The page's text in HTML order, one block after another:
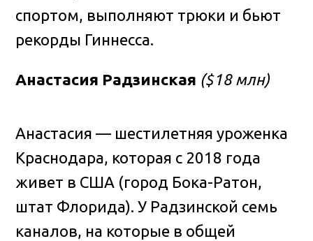
спортом, выполняют трюки и бьют
рекорды Гиннесса.
Анастасия Радзинская ($18 млн)
Анастасия — шестилетняя уроженка
Краснодара, которая с 2018 года
живет в США (город Бока-Ратон,
штат Флорида). У Радзинской семь
каналов, на которые в общей